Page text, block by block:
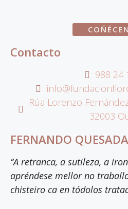
Contacto
988 24
Rúa Lorenzo
32003
FERNANDO QUESADA
“A retranca, a sutileza, a
apréndese mellor no
chisteiro ca en tódolos